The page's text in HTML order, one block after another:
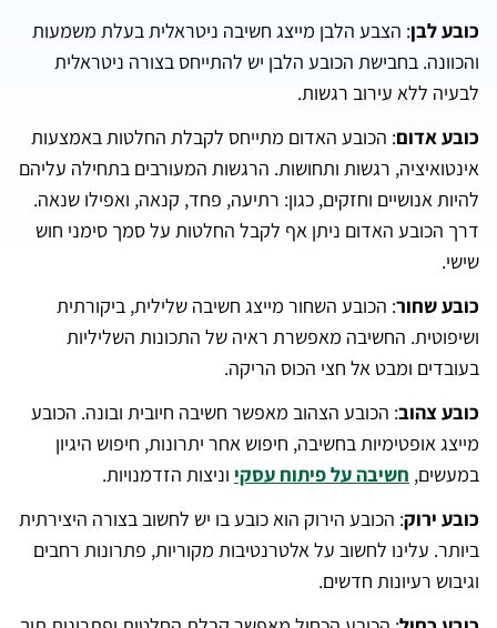
כובע לבן: הצבע הלבן מייצג חשיבה ניטראלית בעלת משמעות
והכוונה. בחבישת הכובע הלבן יש להתייחס בצורה ניטראלית
לבעיה ללא עירוב רגשות.
כובע אדום: הכובע האדום מתייחס לקבלת החלטות באמצעות
אינטואיציה, רגשות ותחושות. הרגשות המעורבים בתחילה עליהם
להיות אנושיים וחזקים, כגון: רתיעה, פחד, קנאה, ואפילו שנאה.
דרך הכובע האדום ניתן אף לקבל החלטות על סמך סימני חוש
שישי.
כובע שחור: הכובע השחור מייצג חשיבה שלילית, ביקורתית
ושיפוטית. החשיבה מאפשרת ראיה של התכונות השליליות
בעובדים ומבט אל חצי הכוס הריקה.
כובע צהוב: הכובע הצהוב מאפשר חשיבה חיובית ובונה. הכובע
מייצג אופטימיות בחשיבה, חיפוש אחר יתרונות, חיפוש היגיון
במעשים, חשיבה על פיתוח עסקי וניצות הזדמנויות.
כובע ירוק: הכובע הירוק הוא כובע בו יש לחשוב בצורה היצירתית
ביותר. עלינו לחשוב על אלטרנטיבות מקוריות, פתרונות רחבים
וגיבוש רעיונות חדשים.